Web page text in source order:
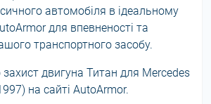
автомобіля в ідеальному
для впевненості та
транспортного засобу.
двигуна Титан для Mercedes
на сайті AutoArmor.